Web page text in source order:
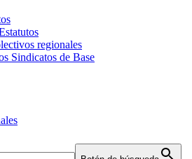
regionales
Sindicatos de Base